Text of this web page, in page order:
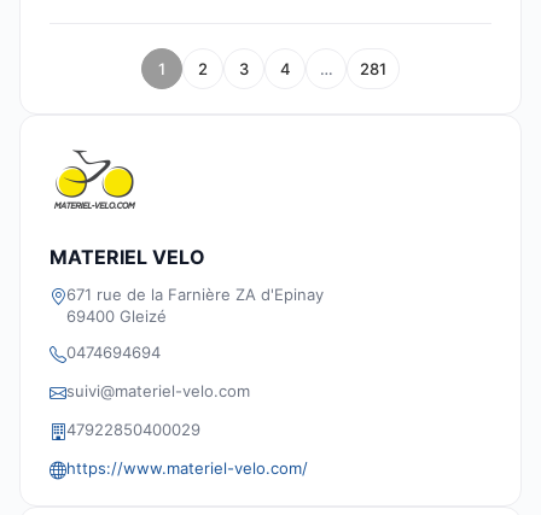
1 2 3 4 … 281
MATERIEL VELO
671 rue de la Farnière ZA d'Epinay
69400 Gleizé
0474694694
suivi@materiel-velo.com
47922850400029
https://www.materiel-velo.com/